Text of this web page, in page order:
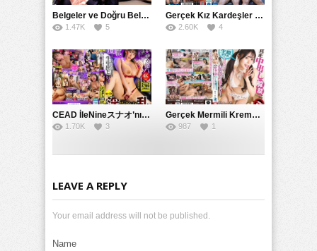
Belgeler ve Doğru Belgelendirmede DOCS’in Önemi
1.47K 5
Gerçek Kız Kardeşler hipnoz ve zihin kontrolü altında liebe阴茎 için yalvaran kızlar: Mısakı Nemıne Mına Hınano
2.60K 4
CEAD İleNineスナオ’nın Çılgın ve Seksüel Dünyası: Büyük Kalçalar ve Çılgın İlişkiler
1.70K 3
Gerçek Mermili Kremalı Pasta Büyük Dağıtımı, Ben Herkesin Özel Placesine Hizmet Eden En Üst Düzey Erotik Ürünler Günün Fırsatı
987 1
LEAVE A REPLY
Your email address will not be published.
Name